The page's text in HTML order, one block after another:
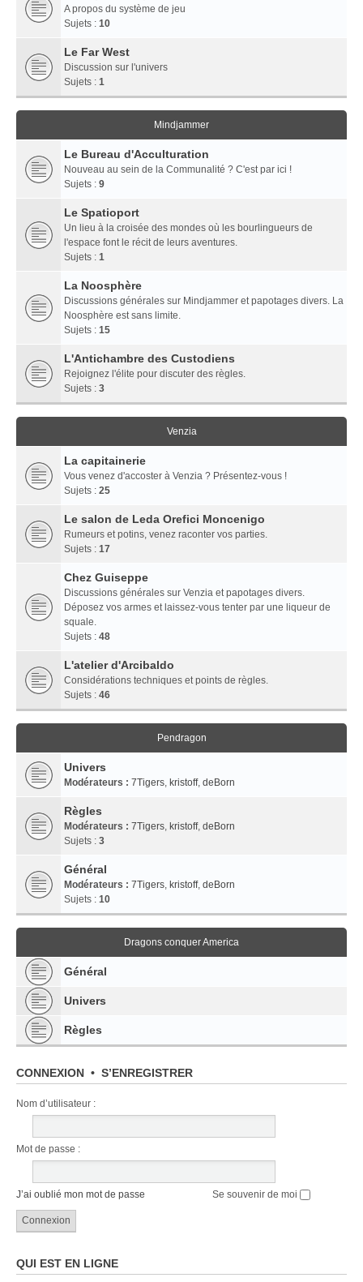
A propos du système de jeu
Sujets : 10
Le Far West
Discussion sur l'univers
Sujets : 1
Mindjammer
Le Bureau d'Acculturation
Nouveau au sein de la Communalité ? C'est par ici !
Sujets : 9
Le Spatioport
Un lieu à la croisée des mondes où les bourlingueurs de
l'espace font le récit de leurs aventures.
Sujets : 1
La Noosphère
Discussions générales sur Mindjammer et papotages divers. La
Noosphère est sans limite.
Sujets : 15
L'Antichambre des Custodiens
Rejoignez l'élite pour discuter des règles.
Sujets : 3
Venzia
La capitainerie
Vous venez d'accoster à Venzia ? Présentez-vous !
Sujets : 25
Le salon de Leda Orefici Moncenigo
Rumeurs et potins, venez raconter vos parties.
Sujets : 17
Chez Guiseppe
Discussions générales sur Venzia et papotages divers.
Déposez vos armes et laissez-vous tenter par une liqueur de
squale.
Sujets : 48
L'atelier d'Arcibaldo
Considérations techniques et points de règles.
Sujets : 46
Pendragon
Univers
Modérateurs : 7Tigers, kristoff, deBorn
Règles
Modérateurs : 7Tigers, kristoff, deBorn
Sujets : 3
Général
Modérateurs : 7Tigers, kristoff, deBorn
Sujets : 10
Dragons conquer America
Général
Univers
Règles
CONNEXION • S’ENREGISTRER
Nom d’utilisateur :
Mot de passe :
J’ai oublié mon mot de passe Se souvenir de moi
QUI EST EN LIGNE